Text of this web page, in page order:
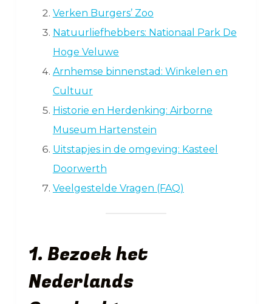
Verken Burgers’ Zoo
Natuurliefhebbers: Nationaal Park De
Hoge Veluwe
Arnhemse binnenstad: Winkelen en
Cultuur
Historie en Herdenking: Airborne
Museum Hartenstein
Uitstapjes in de omgeving: Kasteel
Doorwerth
Veelgestelde Vragen (FAQ)
1. Bezoek het
Nederlands